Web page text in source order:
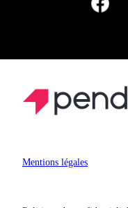
Mentions légales